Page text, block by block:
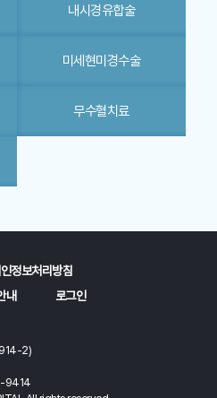
내시경유합술
미세현미경수술
무수혈치료
정보처리방침
내 로그인
914-2)
9414